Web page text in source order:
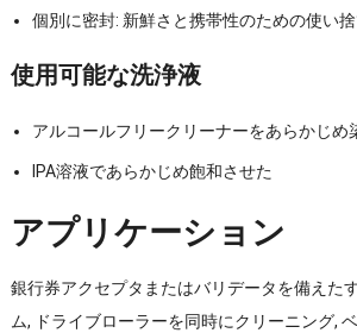
個別に密封: 新鮮さと携帯性のための使い
使用可能な洗浄液
アルコールフリークリーナーをあらかじめ
IPA溶液であらかじめ飽和させた
アプリケーション
銀行券アクセプタまたはバリデータを備えた
ム, ドライブローラーを同時にクリーニング,